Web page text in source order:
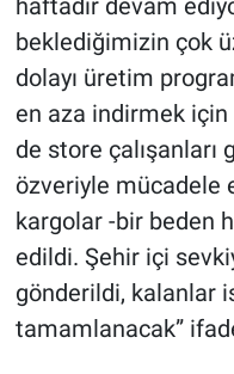
haftadır devam
beklediğimizin çok
dolayı üretim
en aza indirmek
de store çalışanları
özveriyle mücadele
kargolar -bir beden
edildi. Şehir içi
gönderildi, kalanlar
tamamlanacak”